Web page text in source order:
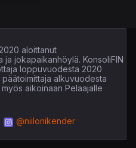
aloittanut
ja jokapaikanhöylä. KonsoliFIN
loppuvuodesta 2020
alkuvuodesta
aikoinaan Pelaajalle
@niilonikender